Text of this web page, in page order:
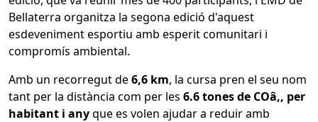
Bellaterra organitza la segona edició d'aquest
esdeveniment esportiu amb esperit comunitari i
compromís ambiental.
Amb un recorregut de6,6 km, la cursa pren el seu nom
tant per la distància com per les 6.6 tones de COâ‚‚ per
habitant i anyque es volen ajudar a reduir amb